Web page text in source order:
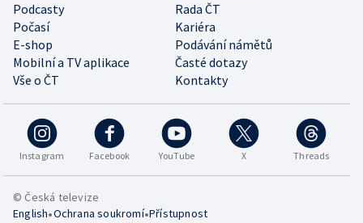
Podcasty
Rada ČT
Počasí
Kariéra
E-shop
Podávání námětů
Mobilní a TV aplikace
Časté dotazy
Vše o ČT
Kontakty
Instagram Facebook YouTube X Threads
© Česká televize
English•Ochrana soukromí•Přístupnost